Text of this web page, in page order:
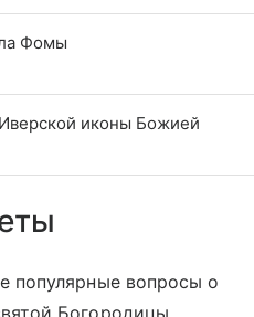
Фомы
иконы Божией
популярные вопросы о